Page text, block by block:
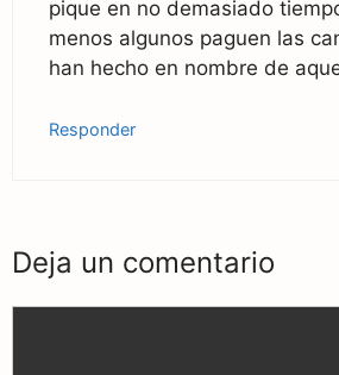
pique en no demasiado
menos algunos paguen las
han hecho en nombre de
Responder
Deja un comentario